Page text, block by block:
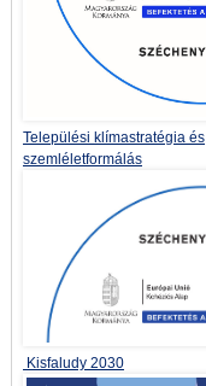
Települési klímastratégia és
szemléletformálás
Kisfaludy 2030